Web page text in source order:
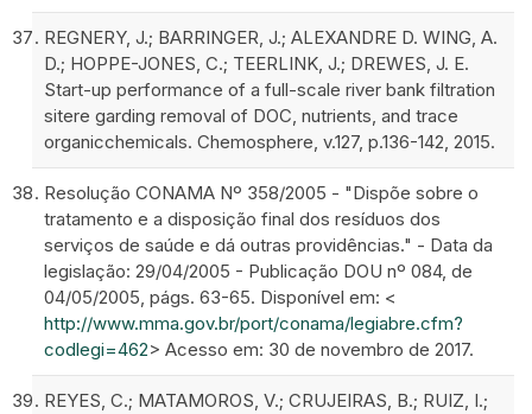
REGNERY, J.; BARRINGER, J.; ALEXANDRE D. WING, A.
D.; HOPPE-JONES, C.; TEERLINK, J.; DREWES, J. E.
Start-up performance of a full-scale river bank filtration
sitere garding removal of DOC, nutrients, and trace
organicchemicals. Chemosphere, v.127, p.136-142, 2015.
Resolução CONAMA Nº 358/2005 - "Dispõe sobre o
tratamento e a disposição final dos resíduos dos
serviços de saúde e dá outras providências." - Data da
legislação: 29/04/2005 - Publicação DOU nº 084, de
04/05/2005, págs. 63-65. Disponível em: <
http://www.mma.gov.br/port/conama/legiabre.cfm?
codlegi=462> Acesso em: 30 de novembro de 2017.
REYES, C.; MATAMOROS, V.; CRUJEIRAS, B.; RUIZ, I.;